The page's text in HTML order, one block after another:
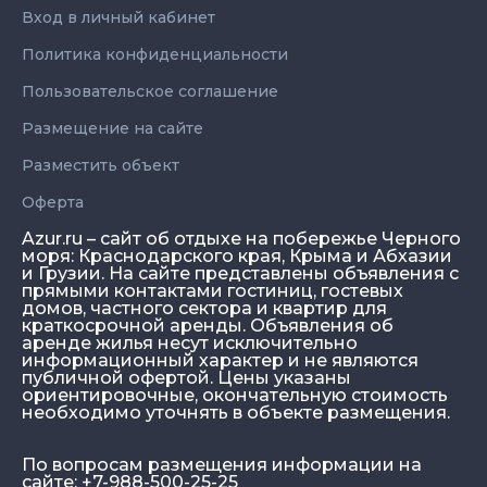
блины, оладьи, запеканка или омлет.
Каждый день одно и тоже. На обед для
маленькие, взрослый мужчина не
наедается (особенно после купания в
кстати, линия раздачи сделана не по
правилам (не как у всех), поднос с едой
подогревающих элементов, вся еда
холодная и приходится греть в
микроволновке. Парковка: за каждый
день берут по 150 рублей, но при этом,
парковка напоминает тетрис, чтобы у тебя
было твое парковочное место -такого нет
в отеле, готовьтесь к тому, что машина
может стоять за забором,но деньги никто
вообще "повезло" им на крышу машины
Azur.ru – сайт об отдыхе на побережье Черного
моря: Краснодарского края, Крыма и Абхазии
и Грузии. На сайте представлены объявления с
прямыми контактами гостиниц, гостевых
домов, частного сектора и квартир для
краткосрочной аренды. Объявления об
аренде жилья несут исключительно
информационный характер и не являются
публичной офертой. Цены указаны
ориентировочные, окончательную стоимость
необходимо уточнять в объекте размещения.
По вопросам размещения информации на
сайте: +7-988-500-25-25
Вход в личный кабинет
Политика конфиденциальности
Пользовательское соглашение
Размещение на сайте
Разместить объект
Оферта